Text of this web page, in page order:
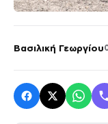
Βασιλική Γεωργίου